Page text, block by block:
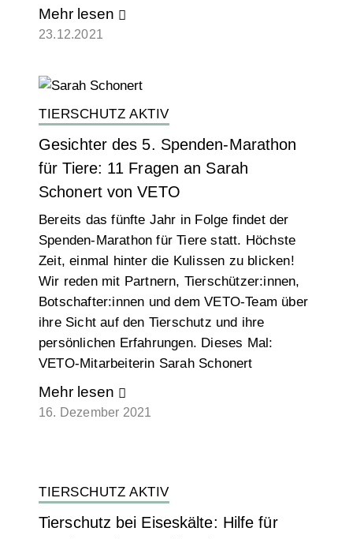
Mehr lesen
23.12.2021
TIERSCHUTZ AKTIV
Gesichter des 5. Spenden-Marathon
für Tiere: 11 Fragen an Sarah
Schonert von VETO
Bereits das fünfte Jahr in Folge findet der
Spenden-Marathon für Tiere statt. Höchste
Zeit, einmal hinter die Kulissen zu blicken!
Wir reden mit Partnern, Tierschützer:innen,
Botschafter:innen und dem VETO-Team über
ihre Sicht auf den Tierschutz und ihre
persönlichen Erfahrungen. Dieses Mal:
VETO-Mitarbeiterin Sarah Schonert
Mehr lesen
16. Dezember 2021
TIERSCHUTZ AKTIV
Tierschutz bei Eiseskälte: Hilfe für